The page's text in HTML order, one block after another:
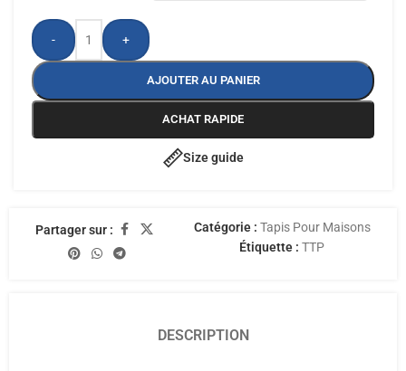
- +
AJOUTER AU PANIER
ACHAT RAPIDE
Size guide
Partager sur : Catégorie : Tapis Pour Maisons
Étiquette : TTP
DESCRIPTION